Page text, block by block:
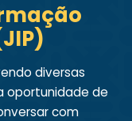
diversas
oportunidade de
com